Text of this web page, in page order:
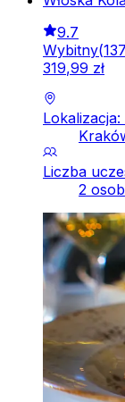
9.7
Wybitny(137
319,99 zł
Liczba
2